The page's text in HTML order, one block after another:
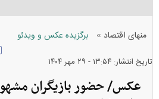
منهای اقتصاد » برگزیده عکس و ویدئو
تاریخ انتشار: ۱۳:۵۴ - ۲۹ مهر ۱۴۰۴
عکس/ حضور بازیگران